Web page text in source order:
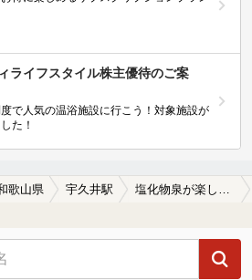
ライフスタイル株主優待のご案
で人気の温浴施設に行こう！対象施設が
た！
歌山県 宇久井駅 塩化物泉が楽しめる宇久井駅近くの温泉、日帰り温泉、スーパー銭湯おすすめ